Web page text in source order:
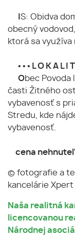
S: Obidva
obecný
ktorá sa využíva
• • • L O K A L I T
Obec Povoda
časti Žitného
vybavenosť s
Stredu, kde
vybavenosť.
cena
© fotografie a
kancelárie Xpert
Naša realitná
licencovanou
Národnej